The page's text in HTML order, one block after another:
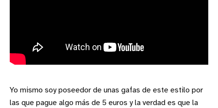
Yo mismo soy poseedor de unas gafas de este estilo por
las que pague algo más de 5 euros y la verdad es que la